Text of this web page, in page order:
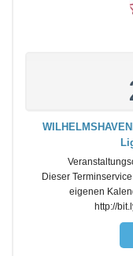
Dieser
eigenen
http://